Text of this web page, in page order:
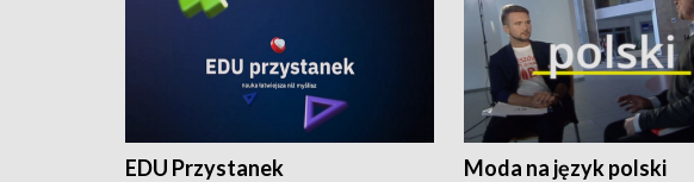
EDU Przystanek Moda na język polski